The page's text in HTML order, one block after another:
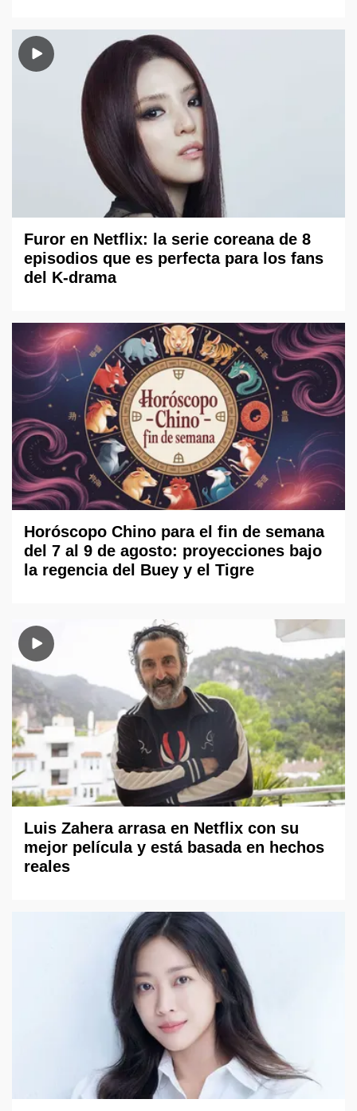
Furor en Netflix: la serie coreana de 8
episodios que es perfecta para los fans
del K-drama
Horóscopo Chino para el fin de semana
del 7 al 9 de agosto: proyecciones bajo
la regencia del Buey y el Tigre
Luis Zahera arrasa en Netflix con su
mejor película y está basada en hechos
reales